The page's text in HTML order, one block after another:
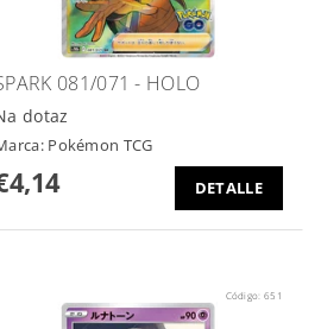
081/071 - HOLO
dotaz
Pokémon TCG
DETALLE
Código:651